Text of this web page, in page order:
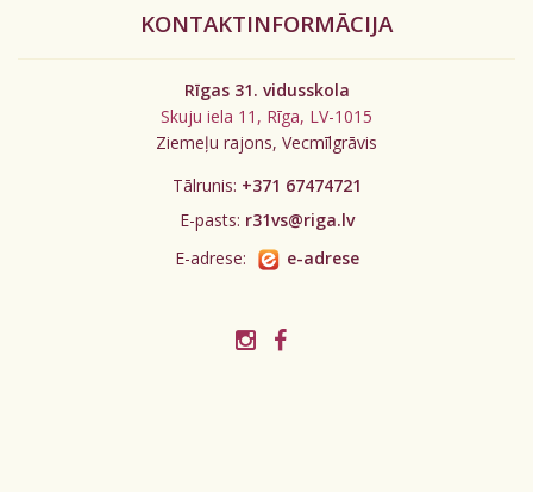
KONTAKTINFORMĀCIJA
Rīgas 31. vidusskola
Skuju iela 11, Rīga, LV-1015
Ziemeļu rajons, Vecmīlgrāvis
Tālrunis: +371 67474721
E-pasts: r31vs@riga.lv
E-adrese:
e-adrese